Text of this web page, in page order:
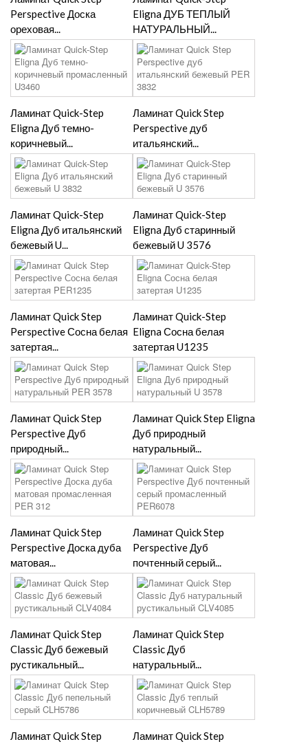
Perspective Доска
ореховая...
Eligna ДУБ ТЕПЛЫЙ
НАТУРАЛЬНЫЙ...
Ламинат Quick-Step
Eligna Дуб темно-
коричневый...
Ламинат Quick Step
Perspective дуб
итальянский...
Ламинат Quick-Step
Eligna Дуб итальянский
бежевый U...
Ламинат Quick-Step
Eligna Дуб старинный
бежевый U 3576
Ламинат Quick Step
Perspective Сосна белая
затертая...
Ламинат Quick-Step
Eligna Сосна белая
затертая U1235
Ламинат Quick Step
Perspective Дуб
природный...
Ламинат Quick Step Eligna
Дуб природный
натуральный...
Ламинат Quick Step
Perspective Доска дуба
матовая...
Ламинат Quick Step
Perspective Дуб
почтенный серый...
Ламинат Quick Step
Classic Дуб бежевый
рустикальный...
Ламинат Quick Step
Classic Дуб
натуральный...
Ламинат Quick Step
Ламинат Quick Step